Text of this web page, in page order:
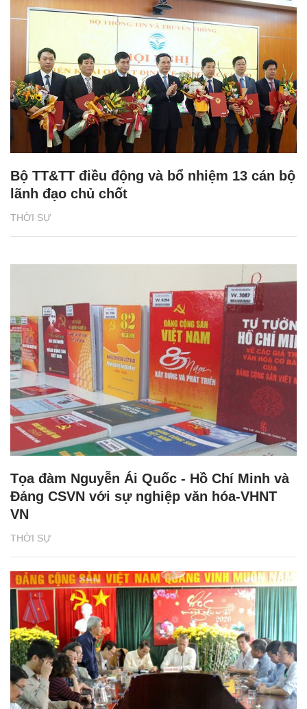
THỜI SỰ
Bộ TT&TT điều động và bổ nhiệm 13 cán bộ
lãnh đạo chủ chốt
THỜI SỰ
Tọa đàm Nguyễn Ái Quốc - Hồ Chí Minh và
Đảng CSVN với sự nghiệp văn hóa-VHNT
VN